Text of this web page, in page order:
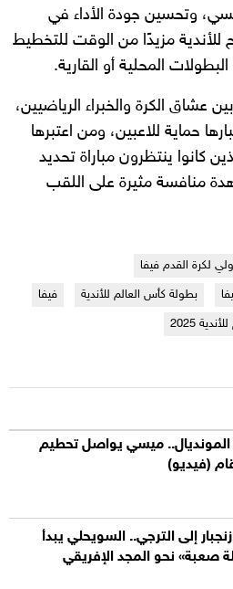
وتحسين جودة الأداء في
للأندية مزيدًا من الوقت للتخطيط
المحلية أو القارية.
عشاق الكرة والخبراء الرياضيين،
حماية للاعبين، ومن اعتبرها
كانوا ينتظرون مباراة تحديد
منافسة مثيرة على اللقب
لكرة القدم فيفا
بطولة كأس العالم للأندية
فيفا
2025
المونديال.. ميسي يواصل تحطيم
(فيديو)
إلى الترجي.. السويحلي يبدأ
صعبة» نحو المجد الإفريقي